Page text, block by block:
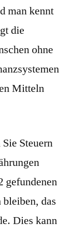
man kennt
die
ohne
Mitteln
Steuern
gefundenen
das
Dies kann